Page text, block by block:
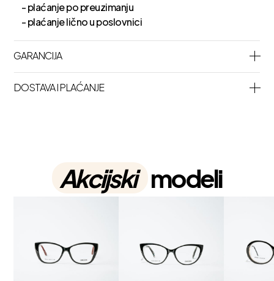
- plaćanje po preuzimanju
- plaćanje lično u poslovnici
GARANCIJA
DOSTAVA I PLAĆANJE
Akcijski modeli